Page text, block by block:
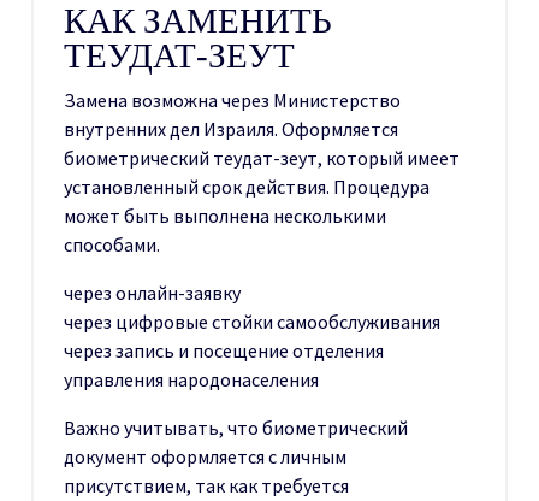
КАК ЗАМЕНИТЬ
ТЕУДАТ-ЗЕУТ
Замена возможна через Министерство
внутренних дел Израиля. Оформляется
биометрический теудат-зеут, который имеет
установленный срок действия. Процедура
может быть выполнена несколькими
способами.
через онлайн-заявку
через цифровые стойки самообслуживания
через запись и посещение отделения
управления народонаселения
Важно учитывать, что биометрический
документ оформляется с личным
присутствием, так как требуется